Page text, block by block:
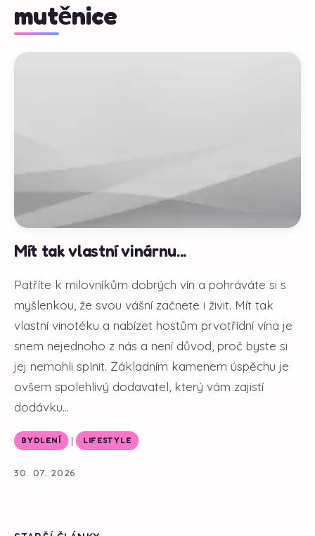
mutěnice
Mít tak vlastní vinárnu...
Patříte k milovníkům dobrých vín a pohráváte si s
myšlenkou, že svou vášní začnete i živit. Mít tak
vlastní vinotéku a nabízet hostům prvotřídní vína je
snem nejednoho z nás a není důvod, proč byste si
jej nemohli splnit. Základním kamenem úspěchu je
ovšem spolehlivý dodavatel, který vám zajistí
dodávku...
BYDLENÍ | LIFESTYLE
30. 07. 2026